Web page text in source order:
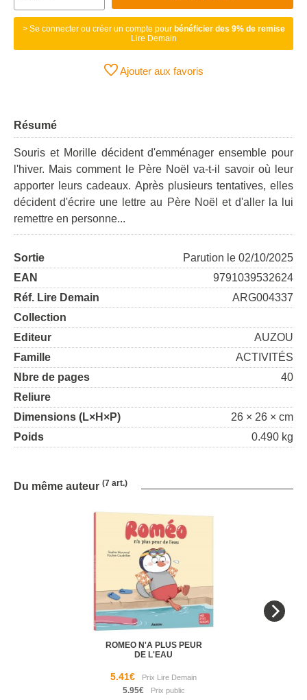
> Se connecter ou créer un compte pour bénéficier des 9% de remise
Lire Demain
Ajouter aux favoris
Résumé
Souris et Morille décident d'emménager ensemble pour
l'hiver. Mais comment le Père Noël va-t-il savoir où leur
apporter leurs cadeaux. Après plusieurs tentatives, elles
décident d'écrire une lettre au Père Noël et d'aller la lui
remettre en personne...
Sortie
Parution le 02/10/2025
EAN
9791039532624
Réf. Lire Demain
ARG004337
Collection
Editeur
AUZOU
Famille
ACTIVITÉS
Nbre de pages
40
Reliure
Dimensions (L×H×P)
26 × 26 × cm
Poids
0.490 kg
Du même auteur (7 art.)
ROMEO N'A PLUS PEUR
DE L'EAU
5.41€
5.95€